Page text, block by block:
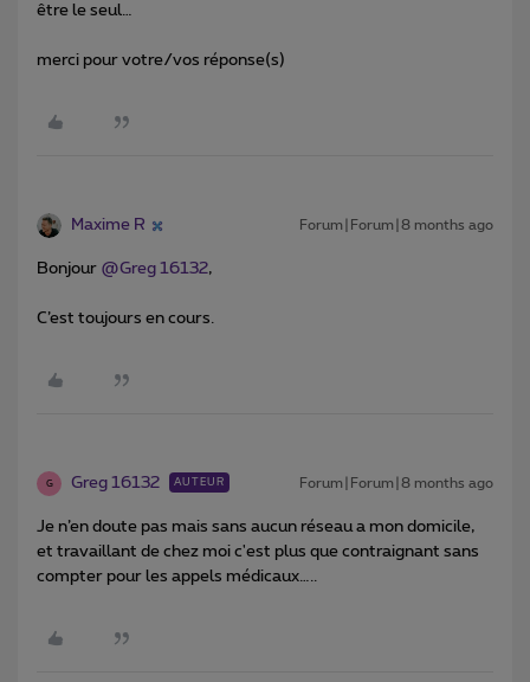
être le seul…
merci pour votre/vos réponse(s)
Maxime R Forum|Forum|8 months ago
Bonjour ​ @Greg 16132,
C’est toujours en cours.
G Greg 16132 AUTEUR Forum|Forum|8 months ago
Je n’en doute pas mais sans aucun réseau a mon domicile,
et travaillant de chez moi c'est plus que contraignant sans
compter pour les appels médicaux…..